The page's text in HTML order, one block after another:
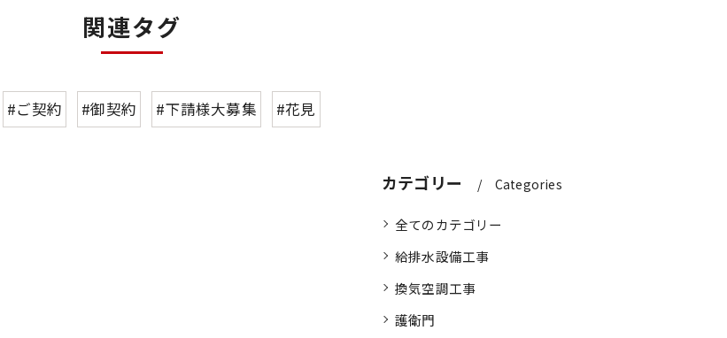
関連タグ
#ご契約 #御契約 #下請様大募集 #花見
カテゴリー Categories
全てのカテゴリー
給排水設備工事
換気空調工事
護衛門